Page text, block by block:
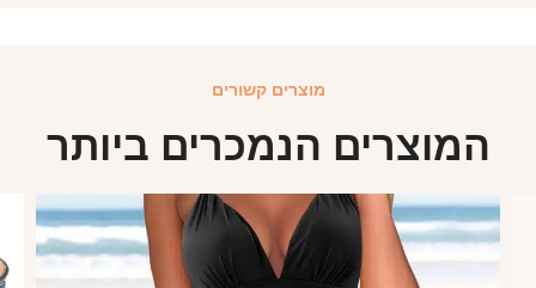
מוצרים קשורים
המוצרים הנמכרים ביותר